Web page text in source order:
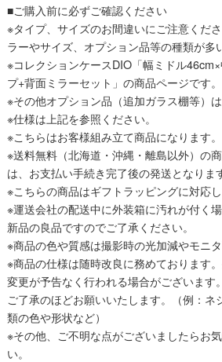
■ご購入前に必ずご確認ください
※タイプ、サイズのお間違いにご注意くだ
ラーやサイズ、オプション品等の種類が多
※コレクションケースDIO「幅ミドル
プ+背面ミラーセット」の商品ページです。
※その他オプション品（追加ガラス棚等）は
※仕様は上記を参照ください。
※こちらはお客様組み立て商品になります。
※送料無料（北海道・沖縄・離島以外）の
は、お支払い手続き完了後の発送となりま
※こちらの商品はギフトラッピングに対応し
※運送会社の配送中に外装箱に汚れが付く
新品の良品ですのでご了承ください。
※商品の色や質感は撮影時の光加減やモニ
※商品の仕様は随時改良に務めております
変更が予告なく行われる場合がございます
ご了承のほどお願いいたします。（例：ネ
類の色や形状など）
※その他、ご不明な点がございましたらお
い。